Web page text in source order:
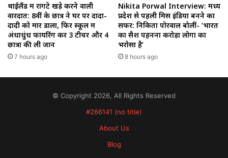
थाईलैंड में रोंगटे खड़े करने वाली
वारदात: 8वीं के छात्र ने घर पर दादा-
दादी को मार डाला, फिर स्कूल में
अंधाधुंध फायरिंग कर 3 टीचर और 4
छात्रों की ली जान
7 hours ago
Nikita Porwal Interview: मध्य
प्रदेश से पहली मिस इंडिया बनने का
सफर: निकिता पोरवाल बोलीं- ‘भारत
का सैश पहनना करोड़ों लोगों का
भरोसा है’
8 hours ago
© Copyright 2026, All Rights Reserved
#266141 (no title)
About Us
Blog